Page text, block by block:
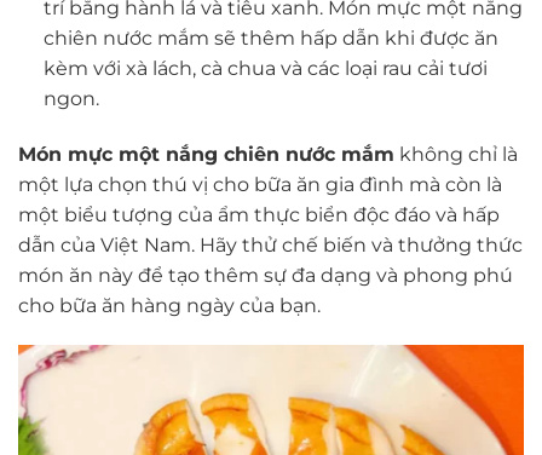
trí bằng hành lá và tiêu xanh. Món mực một nắng
chiên nước mắm sẽ thêm hấp dẫn khi được ăn
kèm với xà lách, cà chua và các loại rau cải tươi
ngon.
Món mực một nắng chiên nước mắm không chỉ là
một lựa chọn thú vị cho bữa ăn gia đình mà còn là
một biểu tượng của ẩm thực biển độc đáo và hấp
dẫn của Việt Nam. Hãy thử chế biến và thưởng thức
món ăn này để tạo thêm sự đa dạng và phong phú
cho bữa ăn hàng ngày của bạn.